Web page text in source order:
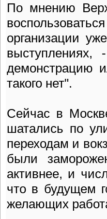
По мнению
организации
демонстрацию
такого нет".
Сейчас в
шатались по
переходам и
были
активнее, и
что в будущем
желающих